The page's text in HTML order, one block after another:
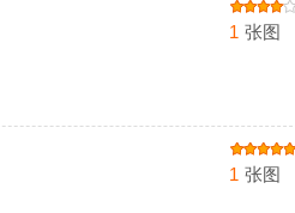
1 张图
1 张图